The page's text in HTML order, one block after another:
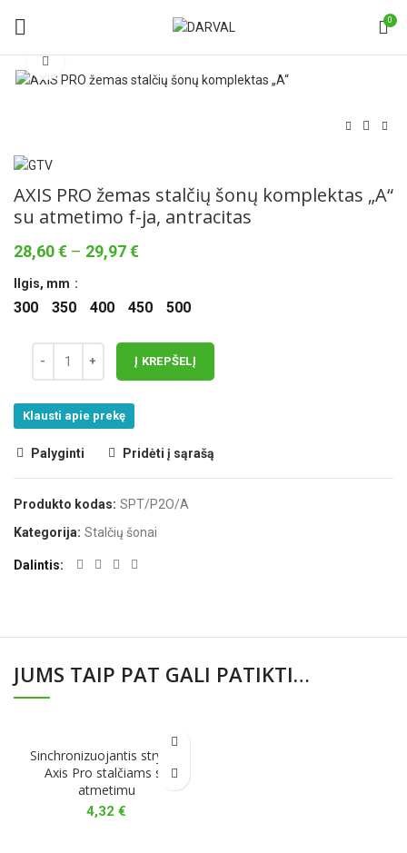
0
AXIS PRO žemas stalčių šonų komplektas „A“
su atmetimo f-ja, antracitas
28,60€ – 29,97€Price
through
Ilgis, mm
300 350 400 450 500
Į KREPŠELĮ
Klausti apie prekę
Palyginti Pridėti į sąrašą
Produkto kodas: SPT/P2O/A
Kategorija: Stalčių šonai
Dalintis
JUMS TAIP PAT GALI PATIKTI…
Sinchronizuojantis strypas
Axis Pro stalčiams su
atmetimu
4,32 €